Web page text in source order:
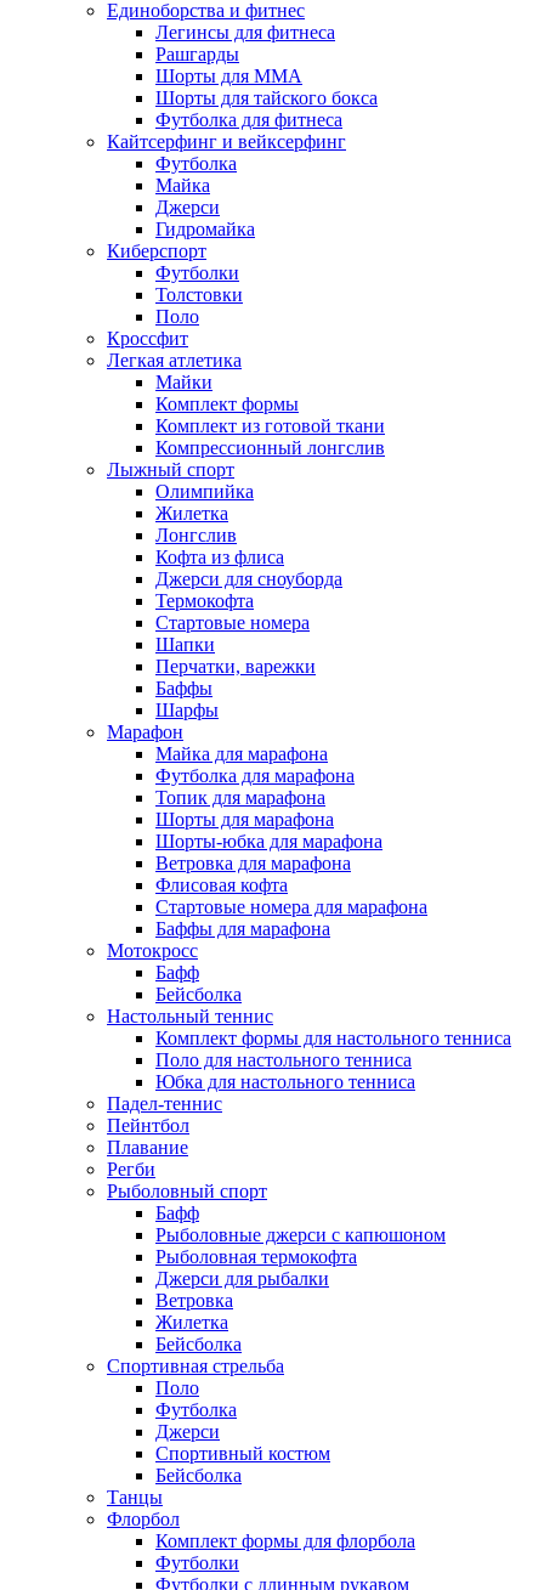
Единоборства и фитнес
Легинсы для фитнеса
Рашгарды
Шорты для MMA
Шорты для тайского бокса
Футболка для фитнеса
Кайтсерфинг и вейксерфинг
Футболка
Майка
Джерси
Гидромайка
Киберспорт
Футболки
Толстовки
Поло
Кроссфит
Легкая атлетика
Майки
Комплект формы
Комплект из готовой ткани
Компрессионный лонгслив
Лыжный спорт
Олимпийка
Жилетка
Лонгслив
Кофта из флиса
Джерси для сноуборда
Термокофта
Стартовые номера
Шапки
Перчатки, варежки
Баффы
Шарфы
Марафон
Майка для марафона
Футболка для марафона
Топик для марафона
Шорты для марафона
Шорты-юбка для марафона
Ветровка для марафона
Флисовая кофта
Стартовые номера для марафона
Баффы для марафона
Мотокросс
Бафф
Бейсболка
Настольный теннис
Комплект формы для настольного тенниса
Поло для настольного тенниса
Юбка для настольного тенниса
Падел-теннис
Пейнтбол
Плавание
Регби
Рыболовный спорт
Бафф
Рыболовные джерси с капюшоном
Рыболовная термокофта
Джерси для рыбалки
Ветровка
Жилетка
Бейсболка
Спортивная стрельба
Поло
Футболка
Джерси
Спортивный костюм
Бейсболка
Танцы
Флорбол
Комплект формы для флорбола
Футболки
Футболки с длинным рукавом